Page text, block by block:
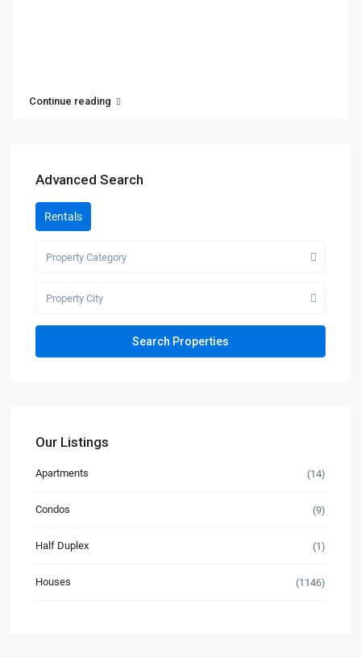
Continue reading
Advanced Search
Rentals
Property Category
Property City
Our Listings
Apartments (14)
Condos (9)
Half Duplex (1)
Houses (1146)